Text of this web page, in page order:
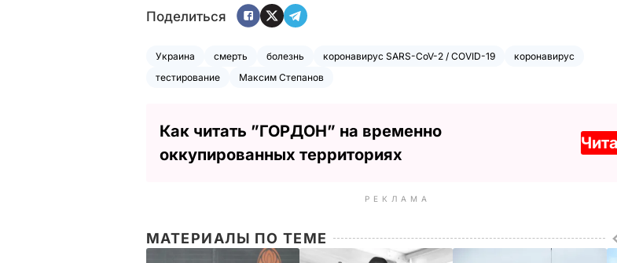
Поделиться
Украина смерть болезнь коронавирус SARS-CoV-2 / COVID-19
коронавирус
тестирование
Максим Степанов
Как читать ”ГОРДОН” на временно
оккупированных территориях
РЕКЛАМА
МАТЕРИАЛЫ ПО ТЕМЕ